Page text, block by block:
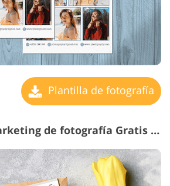
Plantilla de fotografía
Plantillas de marketing de fotografía Gratis # 27 "Senior Photography"